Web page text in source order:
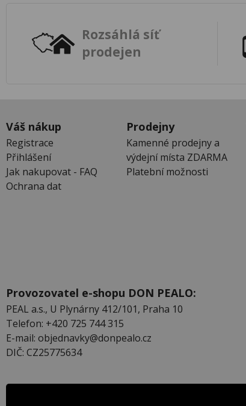
Rozsáhlá síť
prodejen
Váš nákup
Registrace
Přihlášení
Jak nakupovat - FAQ
Ochrana dat
Prodejny
Kamenné prodejny a
výdejní místa ZDARMA
Platební možnosti
Provozovatel e-shopu DON PEALO:
PEAL a.s., U Plynárny 412/101, Praha 10
Telefon: +420 725 744 315
E-mail: objednavky@donpealo.cz
DIČ: CZ25775634